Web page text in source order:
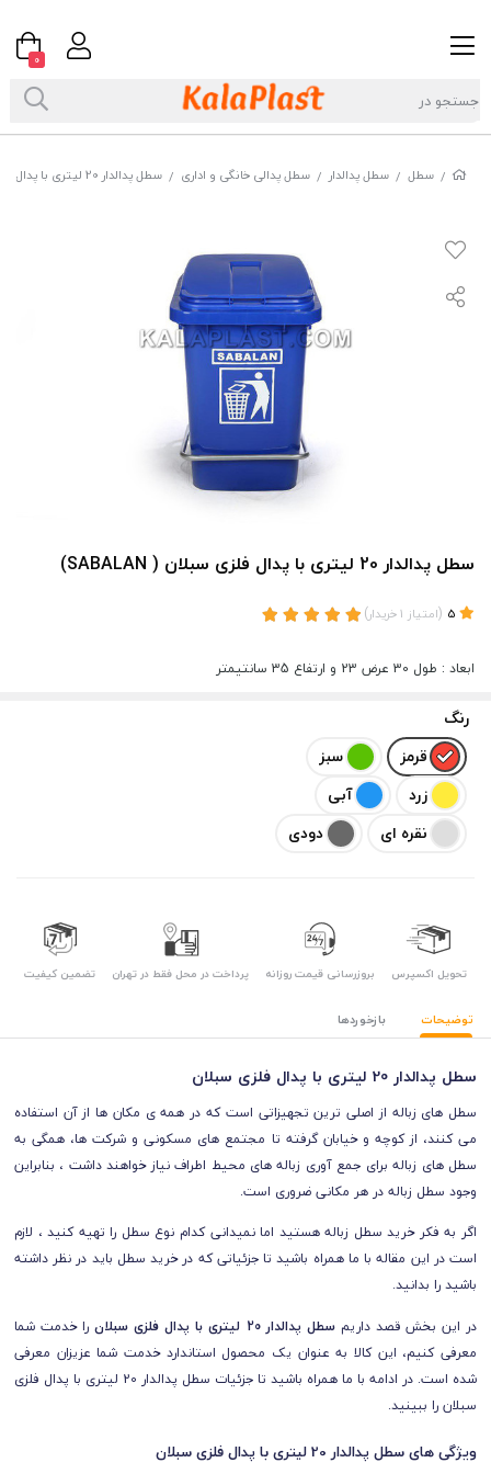
/ سطل / سطل پدالدار / سطل پدالی خانگی و اداری / سطل پدالدار 20 لیتری با پدال فلزی سبلان ( SABALAN)
سطل پدالدار 20 لیتری با پدال فلزی سبلان ( SABALAN)
(امتیاز 1خریدار)
ابعاد : طول 30 عرض 23 و ارتفاع 35 سانتیمتر
رنگ
قرمز
سبز
زرد
آبی
نقره ای
دودی
تحویل اکسپرس بروزرسانی قیمت روزانه پرداخت در محل فقط در تهران تضمین کیفیت
توضیحات بازخوردها
سطل پدالدار 20 لیتری با پدال فلزی سبلان
سطل های زباله از اصلی ترین تجهیزاتی است که در همه ی مکان ها از آن استفاده
می کنند، از کوچه و خیابان گرفته تا مجتمع های مسکونی و شرکت ها، همگی به
سطل های زباله برای جمع آوری زباله های محیط اطراف نیاز خواهند داشت ، بنابراین
وجود سطل زباله در هر مکانی ضروری است.
اگر به فکر خرید سطل زباله هستید اما نمیدانی کدام نوع سطل را تهیه کنید ، لازم
است در این مقاله با ما همراه باشید تا جزئیاتی که در خرید سطل باید در نظر داشته
باشید را بدانید.
در این بخش قصد داریمسطل پدالدار 20 لیتری با پدال فلزی سبلان
را خدمت شما
معرفی کنیم، این کالا به عنوان یک محصول استاندارد خدمت شما عزیزان معرفی
شده است. در ادامه با ما همراه باشید تا جزئیات سطل پدالدار 20 لیتری با پدال فلزی
سبلان را ببینید.
ویژگی های سطل پدالدار 20 لیتری با پدال فلزی سبلان
0